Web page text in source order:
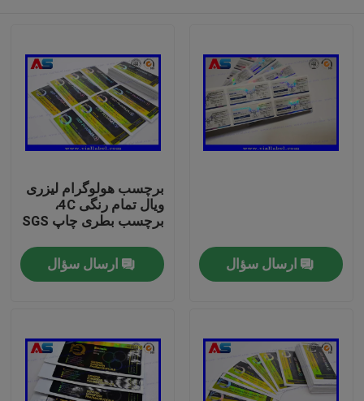
محصولات
درباره ما
ارسال سؤال
برچسب هولوگرام لیزری
ویال تمام رنگی 4C،
برچسب بطری چاپ SGS
ارسال سؤال